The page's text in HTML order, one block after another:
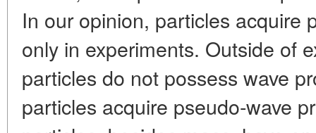
In our opinion, particles acquire
only in experiments. Outside of
particles do not possess wave
particles acquire pseudo-wave